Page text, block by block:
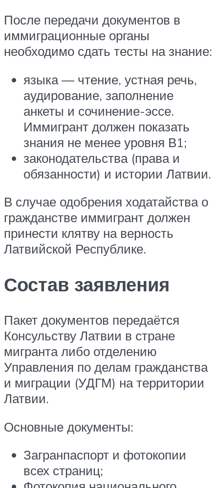
После передачи документов в
иммиграционные органы
необходимо сдать тесты на знание:
языка — чтение, устная речь,
аудирование, заполнение
анкеты и сочинение-эссе.
Иммигрант должен показать
знания не менее уровня В1;
законодательства (права и
обязанности) и истории Латвии.
В случае одобрения ходатайства о
гражданстве иммигрант должен
принести клятву на верность
Латвийской Республике.
Состав заявления
Пакет документов передаётся
Консульству Латвии в стране
мигранта либо отделению
Управления по делам гражданства
и миграции (УДГМ) на территории
Латвии.
Основные документы:
Загранпаспорт и фотокопии
всех страниц;